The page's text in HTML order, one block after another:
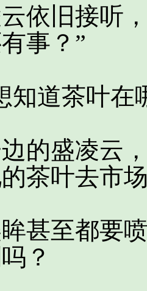
旧接听，
事？”
道茶叶在
盛凌云，
茶叶去市
至都要喷
？